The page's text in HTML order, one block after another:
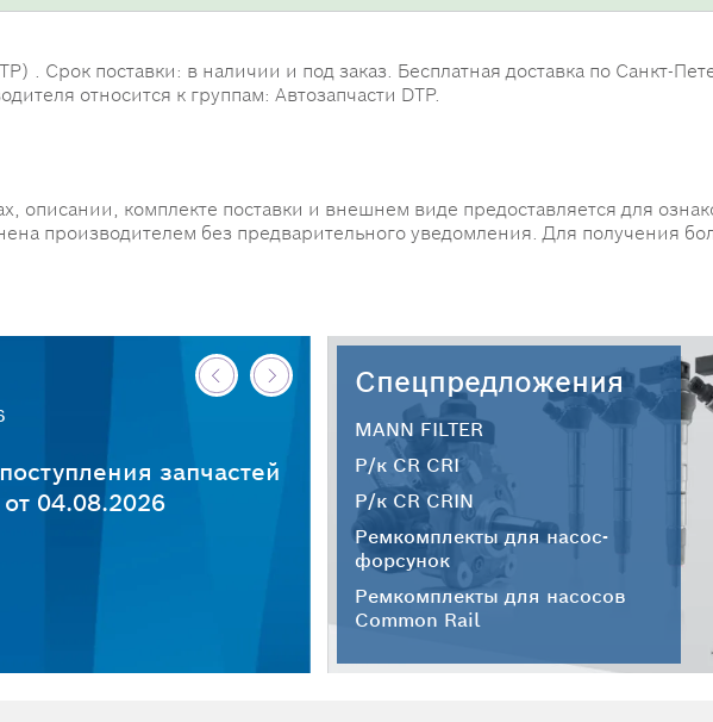
. Срок поставки: в наличии и под заказ. Бесплатная доставка по Санкт-
относится к группам: Автозапчасти DTP.
описании, комплекте поставки и внешнем виде предоставляется для
производителем без предварительного уведомления. Для получения
запчастей
от 04.08.2026
30.07.2026
Новые
HC-
Спецпредложения
MANN FILTER
Р/к CR CRI
Р/к CR CRIN
Ремкомплекты для насос-
форсунок
Ремкомплекты для насосов
Common Rail